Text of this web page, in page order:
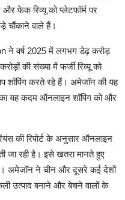
फेक रिव्यू को प्लेटफॉर्म पर
चौंकाने वाले हैं।
ने वर्ष 2025 में लगभग डेढ़ करोड़
की संख्या में फर्जी रिव्यू को
शॉपिंग करते रहे हैं। अमेजॉन की यह
का यह कदम ऑनलाइन शॉपिंग को और
की रिपोर्ट के अनुसार ऑनलाइन
जा रही है। इसे खतरा मानते हुए
अमेजॉन ने चीन और दूसरे कई देशों
उत्पाद बनाने और बेचने वालों के